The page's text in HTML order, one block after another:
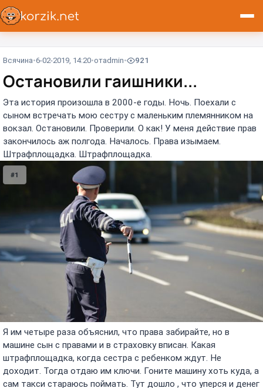
Всячина 6-02-2019, 14:20 отadmin 921
Остановили гаишники...
Эта история произошла в 2000-е годы. Ночь. Поехали с
сыном встречать мою сестру с маленьким племянником на
вокзал. Остановили. Проверили. О как! У меня действие прав
закончилось аж полгода. Началось. Права изымаем.
Штрафплощадка. Штрафплощадка.
#1
Я им четыре раза объяснил, что права забирайте, но в
машине сын с правами и в страховку вписан. Какая
штрафплощадка, когда сестра с ребенком ждут. Не
доходит. Тогда отдаю им ключи. Гоните машину хоть куда, а
сам такси стараюсь поймать. Тут дошло , что уперся и денег